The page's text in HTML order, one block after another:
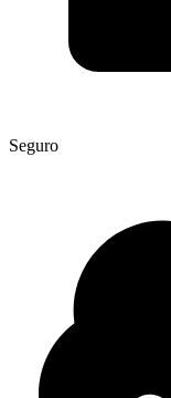
Seguro